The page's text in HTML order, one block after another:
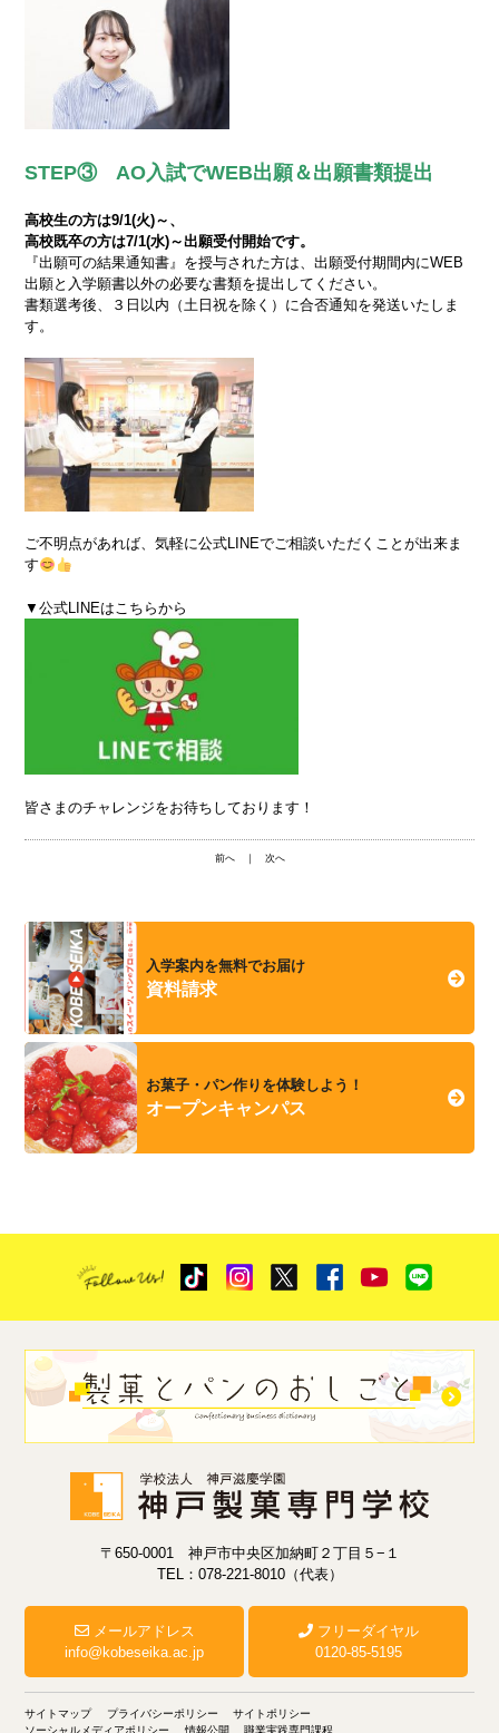
STEP③ AO入試でWEB出願＆出願書類提出
高校生の方は9/1(火)～、
高校既卒の方は7/1(水)～出願受付開始です。
『出願可の結果通知書』を授与された方は、出願受付期間内にWEB
出願と入学願書以外の必要な書類を提出してください。
書類選考後、３日以内（土日祝を除く）に合否通知を発送いたしま
す。
ご不明点があれば、気軽に公式LINEでご相談いただくことが出来ま
す
▼公式LINEはこちらから
皆さまのチャレンジをお待ちしております！
前へ｜ 次へ
入学案内を無料でお届け
資料請求
お菓子・パン作りを体験しよう！
オープンキャンパス
〒650-0001 神戸市中央区加納町２丁目５−１
TEL：078-221-8010（代表）
メールアドレス
info@kobeseika.ac.jp
フリーダイヤル
0120-85-5195
サイトマップ プライバシーポリシー
サイトポリシー
ソーシャルメディアポリシー
情報公開 職業実践専門課程